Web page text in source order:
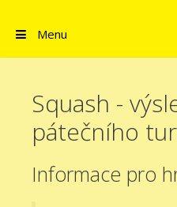
Menu
Squash -
pátečního
Informace pro